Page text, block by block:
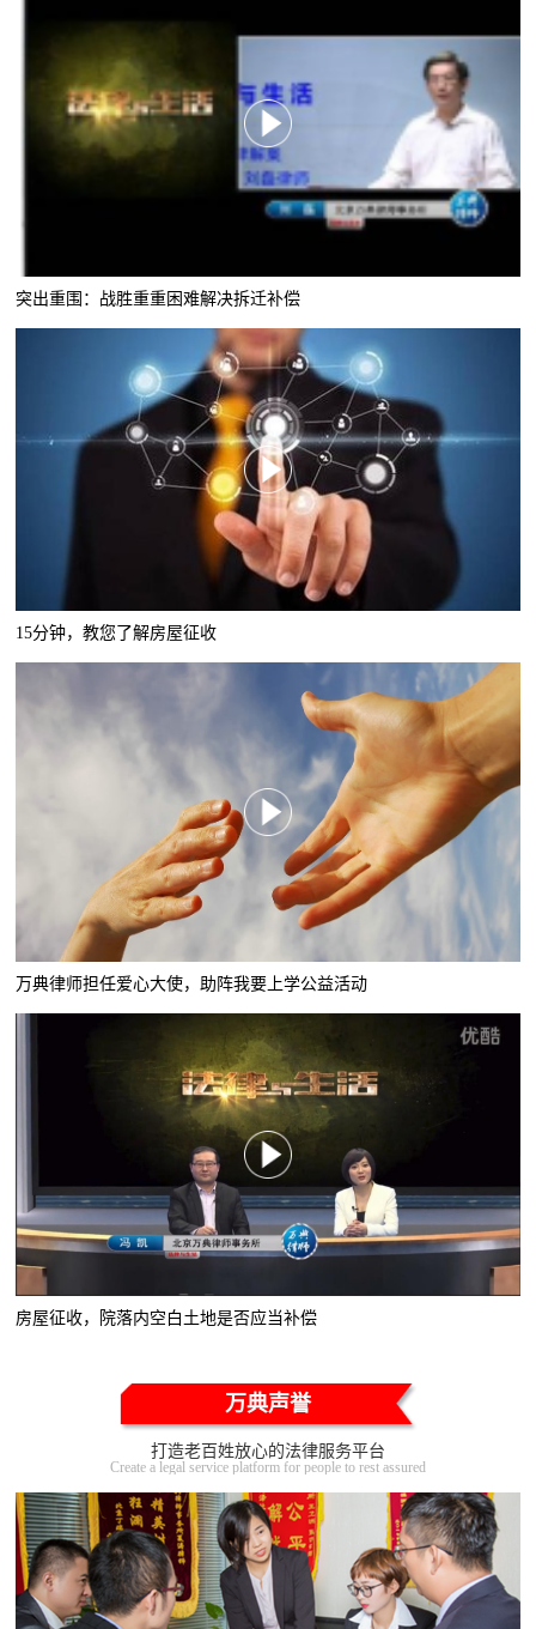
突出重围：战胜重重困难解决拆迁补偿
15分钟，教您了解房屋征收
万典律师担任爱心大使，助阵我要上学公益活动
房屋征收，院落内空白土地是否应当补偿
万典声誉
打造老百姓放心的法律服务平台
Create a legal service platform for people to rest assured